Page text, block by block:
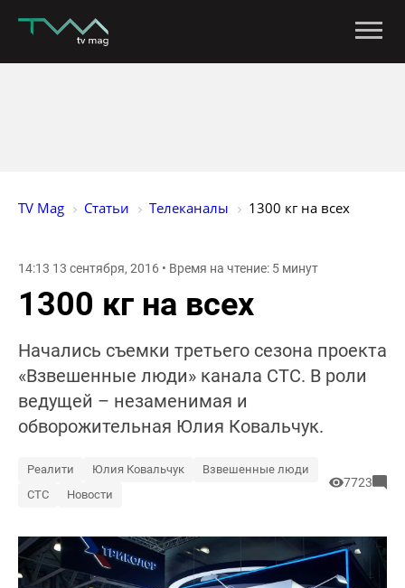
TV Mag Статьи Телеканалы 1300 кг на всех
14:13 13 сентября, 2016 • Время на чтение: 5 минут
1300 кг на всех
Начались съемки третьего сезона проекта
«Взвешенные люди» канала СТС. В роли
ведущей – незаменимая и
обворожительная Юлия Ковальчук.
Реалити Юлия Ковальчук
Взвешенные люди
СТС
Новости
7723